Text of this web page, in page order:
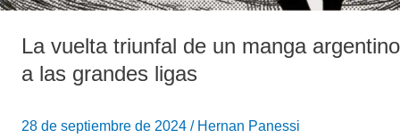
La vuelta triunfal de un manga argentino
a las grandes ligas
28 de septiembre de 2024 / Hernan Panessi